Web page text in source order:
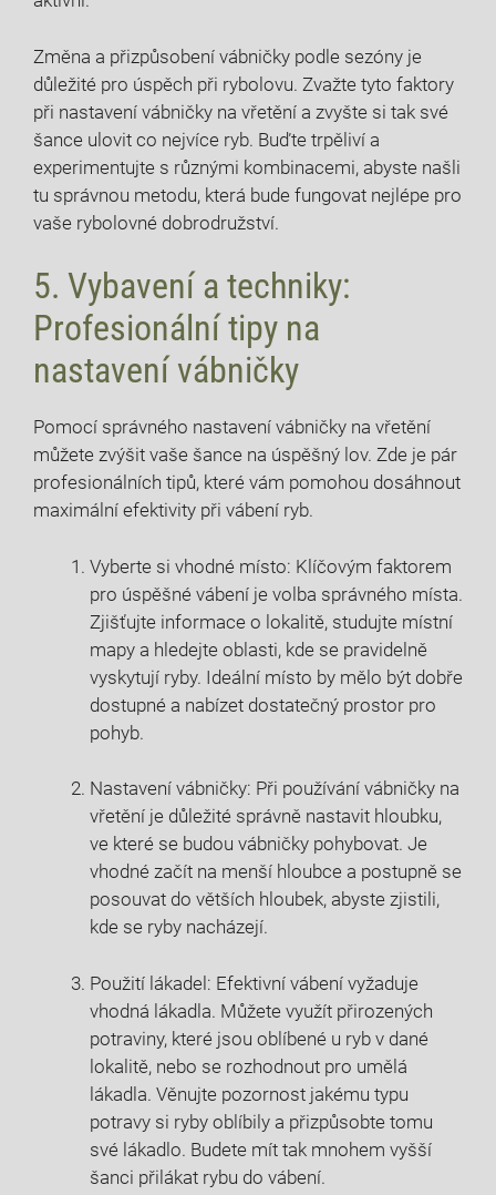
Změna a přizpůsobení vábničky podle sezóny je
důležité pro úspěch při rybolovu. Zvažte tyto faktory
při nastavení vábničky na vřetění a zvyšte si tak své
šance ulovit co nejvíce ryb. Buďte⁤ trpěliví a
experimentujte s různými kombinacemi, abyste našli
‌tu správnou metodu, která bude fungovat ⁤nejlépe ⁤pro
vaše rybolovné dobrodružství.
5. Vybavení a techniky:
Profesionální tipy na
nastavení vábničky
Pomocí správného nastavení vábničky na ⁢vřetění ​
můžete zvýšit vaše šance ⁣na úspěšný lov. ​Zde je pár
profesionálních tipů, které vám ​pomohou dosáhnout
maximální efektivity při vábení⁢ ryb.
Vyberte si vhodné místo: Klíčovým faktorem
pro ‌úspěšné vábení je volba správného místa.‍
Zjišťujte informace o lokalitě, studujte místní
mapy a hledejte oblasti, kde se⁤ pravidelně
vyskytují‍ ryby. Ideální místo by mělo být dobře
dostupné a nabízet​ dostatečný prostor pro
pohyb.
Nastavení vábničky: Při používání vábničky na
vřetění je důležité správně nastavit hloubku,
ve které se ‍budou vábničky pohybovat. Je
vhodné začít na menší hloubce⁢ a postupně se
posouvat do větších hloubek, abyste zjistili,
kde se ryby nacházejí.
Použití lákadel: Efektivní ‍vábení vyžaduje
vhodná lákadla. Můžete využít přirozených
potraviny, ⁣které jsou oblíbené u ryb v dané
lokalitě, nebo se rozhodnout pro umělá
lákadla.⁢ Věnujte pozornost jakému typu
potravy si ryby oblíbily a přizpůsobte tomu
své lákadlo. Budete mít tak mnohem​ vyšší
šanci přilákat‍ rybu do vábení.